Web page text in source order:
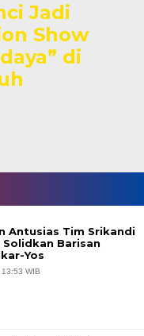
Jadi
Show
di
Antusias Tim Srikandi
Solidkan Barisan
Yos
WIB